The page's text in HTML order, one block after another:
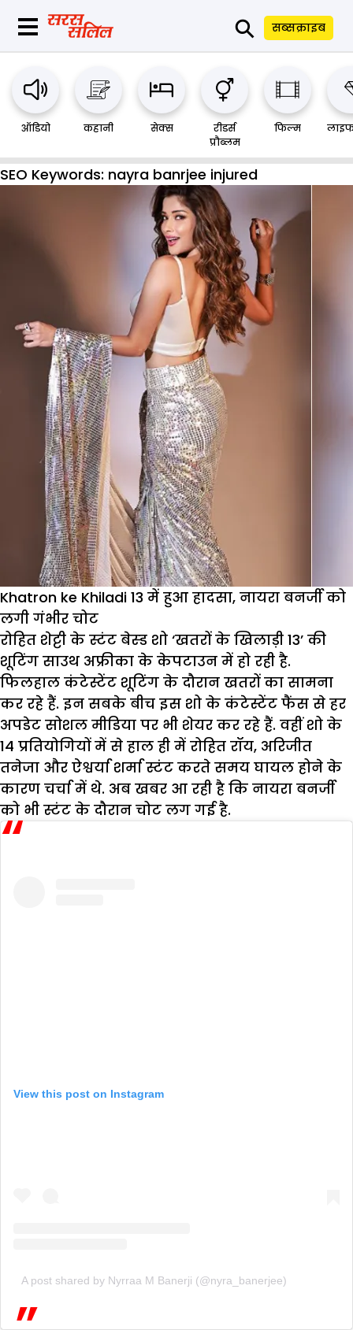
⚲ सब्सक्राइब
ऑडियो कहानी सेक्स
रीडर्स
प्रौब्लम
फिल्म
SEO Keywords: nayra banrjee injured
Khatron ke Khiladi 13 में हुआ हादसा, नायरा बनर्जी को
लगी गंभीर चोट
रोहित शेट्टी के स्टंट बेस्ड शो ‘खतरों के खिलाड़ी 13’ की
शूटिंग साउथ अफ्रीका के केपटाउन में हो रही है.
फिलहाल कंटेस्टेंट शूटिंग के दौरान खतरों का सामना
कर रहे हैं. इन सबके बीच इस शो के कंटेस्टेंट फैंस से हर
अपडेट सोशल मीडिया पर भी शेयर कर रहे हैं. वहीं शो के
14 प्रतियोगियों में से हाल ही में रोहित रॉय, अरिजीत
तनेजा और ऐश्वर्या शर्मा स्टंट करते समय घायल होने के
कारण चर्चा में थे. अब खबर आ रही है कि नायरा बनर्जी
को भी स्टंट के दौरान चोट लग गई है.
View this post on Instagram
A post shared by Nyrraa M Banerji (@nyra_banerjee)